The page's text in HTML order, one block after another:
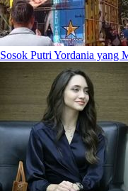
Sosok Putri Yordania yang